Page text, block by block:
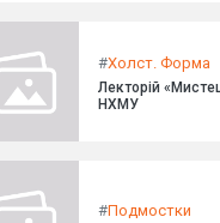
#Холст. Форма
Лекторій
НХМУ
#Подмостки